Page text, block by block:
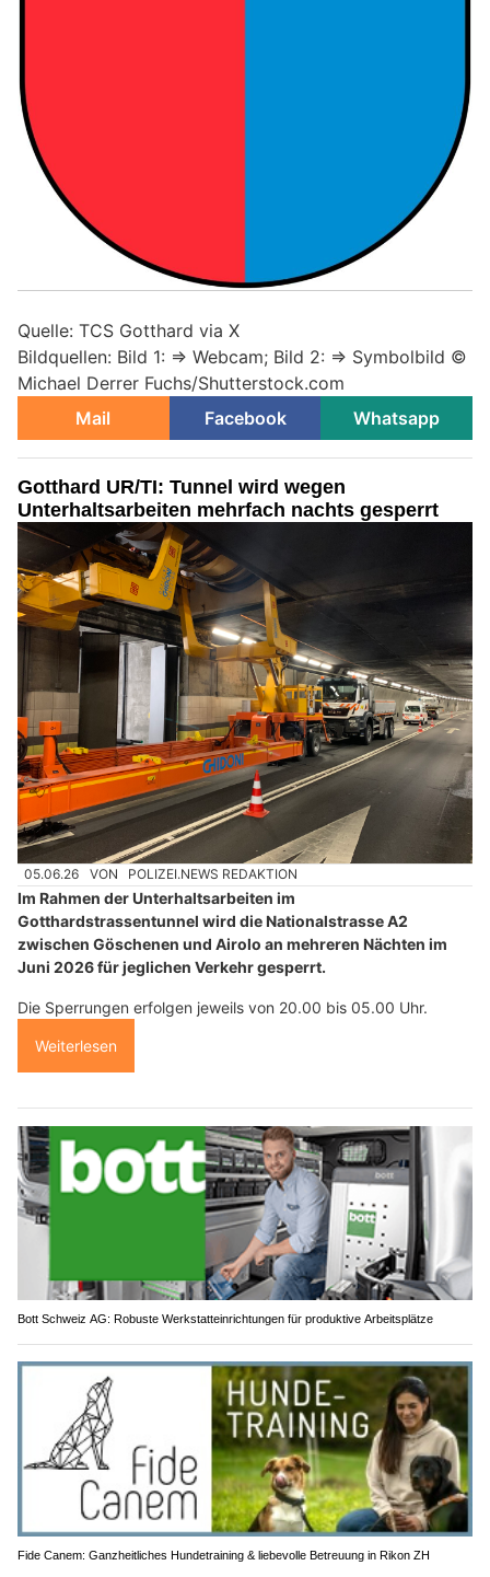
Quelle: TCS Gotthard via X
Bildquellen: Bild 1: => Webcam; Bild 2: => Symbolbild ©
Michael Derrer Fuchs/Shutterstock.com
Mail
Facebook Whatsapp
Gotthard UR/TI: Tunnel wird wegen
Unterhaltsarbeiten mehrfach nachts gesperrt
05.06.26 VON POLIZEI.NEWS REDAKTION
Im Rahmen der Unterhaltsarbeiten im
Gotthardstrassentunnel wird die Nationalstrasse A2
zwischen Göschenen und Airolo an mehreren Nächten im
Juni 2026 für jeglichen Verkehr gesperrt.
Die Sperrungen erfolgen jeweils von 20.00 bis 05.00 Uhr.
Weiterlesen
Bott Schweiz AG: Robuste Werkstatteinrichtungen für produktive Arbeitsplätze
Fide Canem: Ganzheitliches Hundetraining & liebevolle Betreuung in Rikon ZH